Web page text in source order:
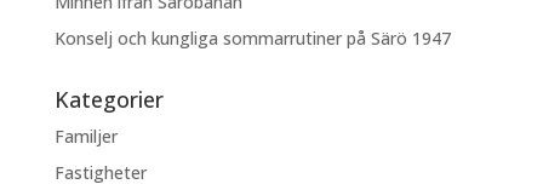
Konselj och kungliga sommarrutiner på Särö 1947
Kategorier
Familjer
Fastigheter